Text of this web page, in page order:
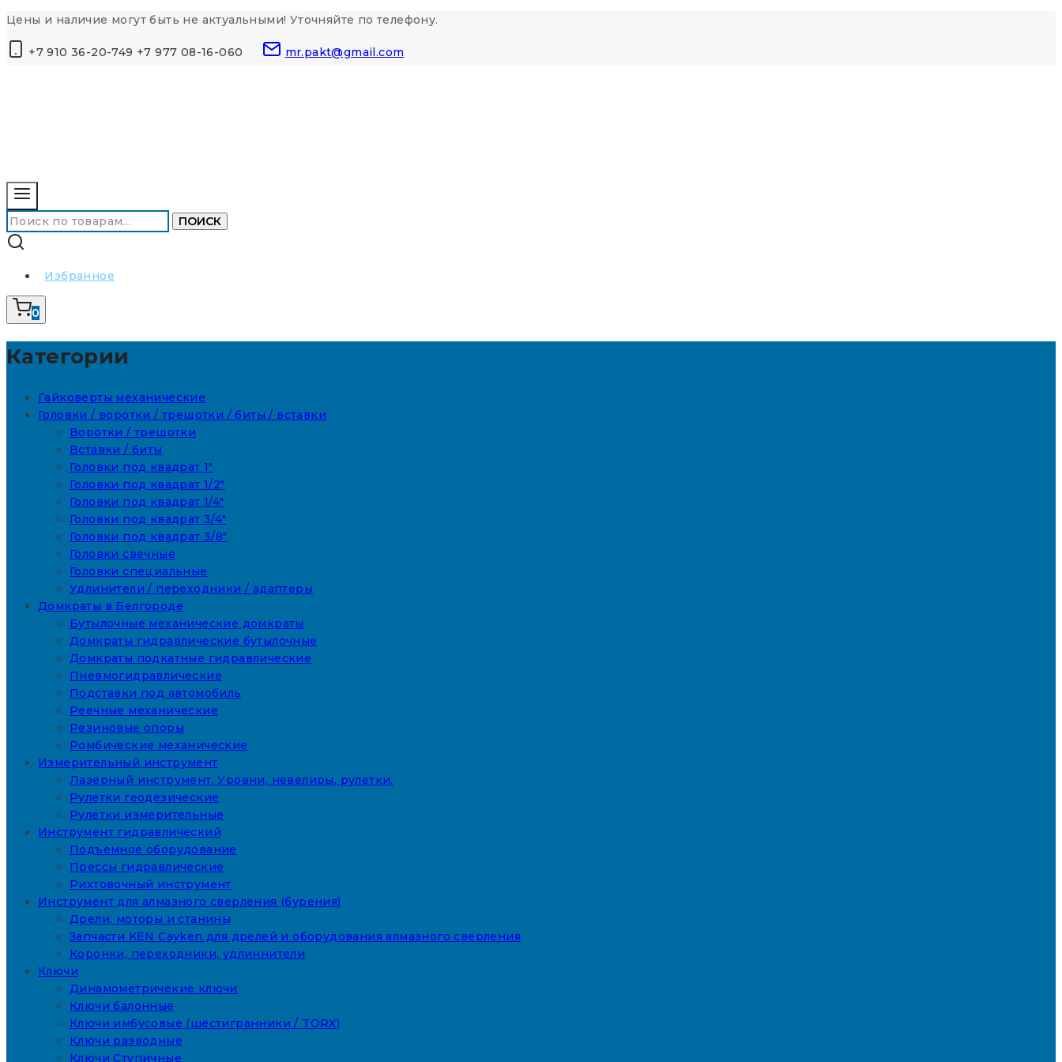
Перейти
контенту
Цены и наличие могут быть не актуальными! Уточняйте по телефону.
+7 910 36-20-749 +7 977 08-16-060 mr.pakt@gmail.com
Искать: ПОИСК
Избранное
0
Категории
Гайковерты механические
Головки / воротки / трещотки / биты / вставки
Воротки / трещотки
Вставки / биты
Головки под квадрат 1"
Головки под квадрат 1/2"
Головки под квадрат 1/4"
Головки под квадрат 3/4"
Головки под квадрат 3/8"
Головки свечные
Головки специальные
Удлинители / переходники / адаптеры
Домкраты в Белгороде
Бутылочные механические домкраты
Домкраты гидравлические бутылочные
Домкраты подкатные гидравлические
Пневмогидравлические
Подставки под автомобиль
Реечные механические
Резиновые опоры
Ромбические механические
Измерительный инструмент
Лазерный инструмент. Уровни, невелиры, рулетки.
Рулетки геодезические
Рулетки измерительные
Инструмент гидравлический
Подъемное оборудование
Прессы гидравлические
Рихтовочный инструмент
Инструмент для алмазного сверления (бурения)
Дрели, моторы и станины
Запчасти KEN Cayken для дрелей и оборудования алмазного сверления
Коронки, переходники, удлиннители
Ключи
Динамометричекие ключи
Ключи балонные
Ключи имбусовые (шестигранники / TORX)
Ключи разводные
Ключи Ступичные